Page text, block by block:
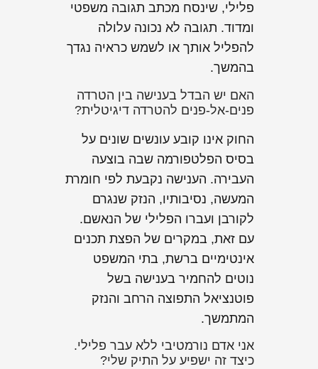
פלילי, שינסח מכתב תגובה משפטי
ומדוד. תגובה לא נכונה עלולה
להפליל אותך או לשמש כראיה נגדך
בהמשך.
האם יש הבדל בענישה בין הטרדה
פנים-אל-פנים להטרדה דיגיטלית?
החוק אינו קובע עונשים שונים על
בסיס הפלטפורמה שבה בוצעה
העבירה. הענישה נקבעת לפי חומרת
המעשה, נסיבותיו, הנזק שנגרם
לקורבן ועברו הפלילי של הנאשם.
עם זאת, במקרים של הפצת תכנים
אינטימיים ברשת, בתי המשפט
נוטים להחמיר בענישה בשל
פוטנציאל התפוצה הרחב והנזק
המתמשך.
אני אדם נורמטיבי ללא עבר פלילי.
כיצד זה ישפיע על התיק שלי?